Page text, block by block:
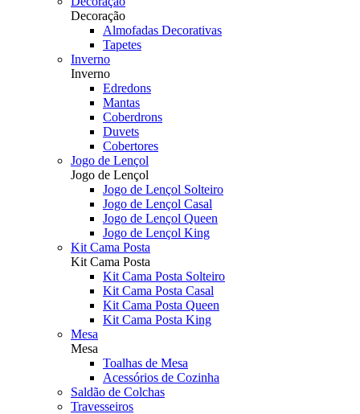
Decoração
Almofadas Decorativas
Tapetes
Inverno
Inverno
Edredons
Mantas
Coberdrons
Duvets
Cobertores
Jogo de Lençol
Jogo de Lençol
Jogo de Lençol Solteiro
Jogo de Lençol Casal
Jogo de Lençol Queen
Jogo de Lençol King
Kit Cama Posta
Kit Cama Posta
Kit Cama Posta Solteiro
Kit Cama Posta Casal
Kit Cama Posta Queen
Kit Cama Posta King
Mesa
Mesa
Toalhas de Mesa
Acessórios de Cozinha
Saldão de Colchas
Travesseiros